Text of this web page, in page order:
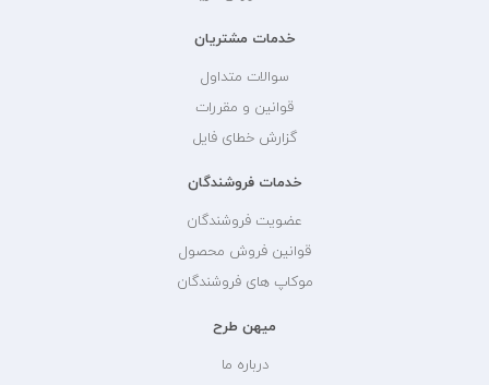
خدمات مشتریان
سوالات متداول
قوانین و مقررات
گزارش خطای فایل
خدمات فروشندگان
عضویت فروشندگان
قوانین فروش محصول
موکاپ های فروشندگان
میهن طرح
درباره ما